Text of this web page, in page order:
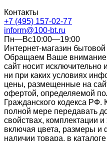
Контакты
+7 (495) 157-02-77
inform@100-bt.ru
Пн—Вс10:00—19:00
Интернет-магазин
Обращаем Ваше внимание
сайт носит
ни при каких условиях
цены, размещенные на
офертой, определяемой
Гражданского кодекса РФ.
полной мере передавать
свойствах, комплектации и
включая цвета, размеры
наличии товара, в